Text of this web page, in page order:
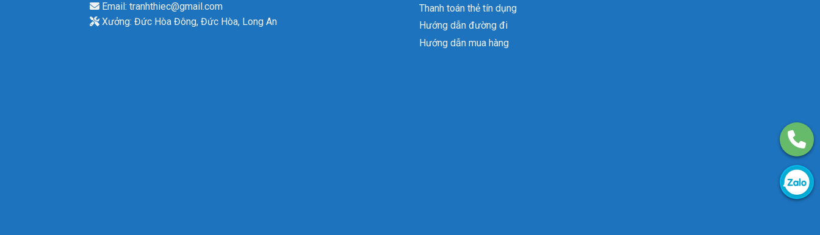
Email: tranhthiec@gmail.com
Xưởng: Đức Hòa Đông, Đức Hòa, Long An
Thanh toán thẻ tín dụng
Hướng dẫn đường đi
Hướng dẫn mua hàng